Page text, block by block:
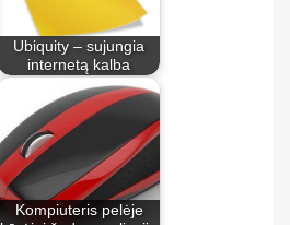
Ubiquity – sujungia
internetą kalba
Kompiuteris pelėje